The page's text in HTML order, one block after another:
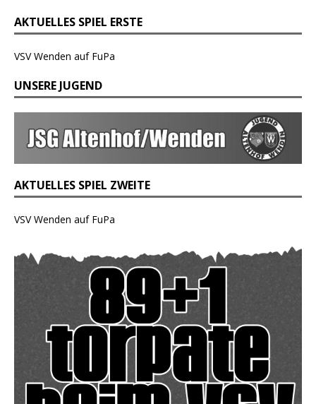
AKTUELLES SPIEL ERSTE
VSV Wenden auf FuPa
UNSERE JUGEND
AKTUELLES SPIEL ZWEITE
VSV Wenden auf FuPa